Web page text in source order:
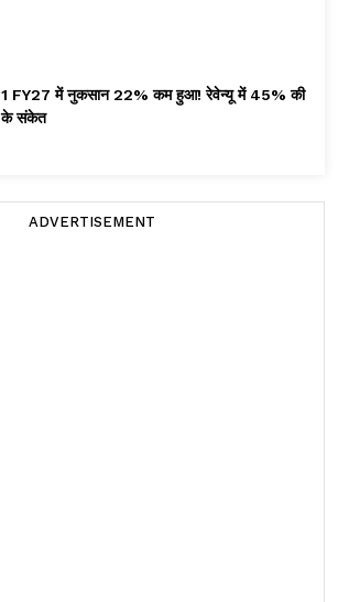
FY27 में नुकसान 22% कम हुआ! रेवेन्यू में 45% की
के संकेत
ADVERTISEMENT